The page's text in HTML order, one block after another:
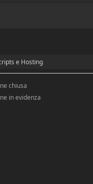
e Hosting
chiusa
in evidenza